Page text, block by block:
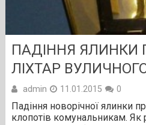
ПАДІННЯ
ЛІХТАР
admin 11.01.2015 0
Падіння новорічної ялинки
клопотів комунальникам. Як